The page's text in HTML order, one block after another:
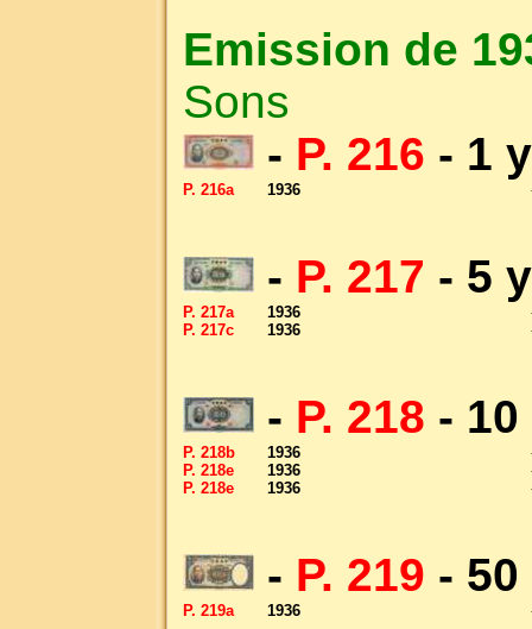
Emission de
Sons
- P. 216 - 1
P. 216a 1936
- P. 217 - 5
P. 217a 1936
P. 217c
1936
- P. 218 -
P. 218b 1936
P. 218e
1936
P. 218e
1936
- P. 219 -
P. 219a 1936